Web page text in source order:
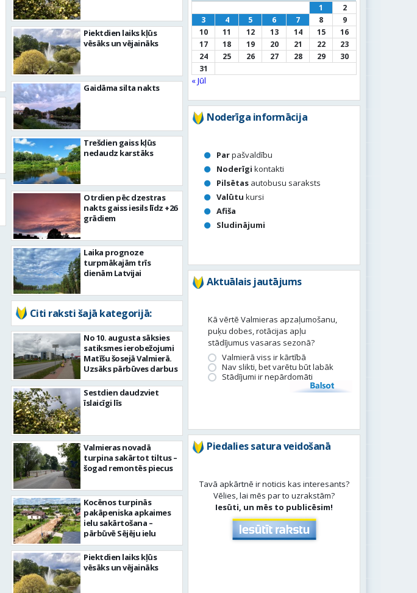
Piektdien laiks kļūs
vēsāks un vējaināks
Gaidāma silta nakts
Trešdien gaiss kļūs
nedaudz karstāks
Otrdien pēc dzestras
nakts gaiss iesils līdz +26
grādiem
Laika prognoze
turpmākajām trīs
dienām Latvijai
Citi raksti šajā kategorijā:
No 10. augusta sāksies
satiksmes ierobežojumi
Matīšu šosejā Valmierā.
Uzsāks pārbūves darbus
Sestdien daudzviet
īslaicīgi līs
Valmieras novadā
turpina sakārtot tiltus –
šogad remontēs piecus
Kocēnos turpinās
pakāpeniska apkaimes
ielu sakārtošana –
pārbūvē Sējēju ielu
Piektdien laiks kļūs
vēsāks un vējaināks
1
2
3
4 5 6 7 8
9
10
11 12 13 14 15
16
17
18 19 20 21 22
23
24
25 26 27 28 29
30
31
« Jūl
Noderīga informācija
Parpašvaldību
Noderīgi kontakti
Pilsētas autobusu saraksts
Valūtu kursi
Afiša
Sludinājumi
Aktuālais jautājums
Kā vērtē Valmieras apzaļumošanu,
puķu dobes, rotācijas apļu
stādījumus vasaras sezonā?
Valmierā viss ir kārtībā
Nav slikti, bet varētu būt labāk
Stādījumi ir nepārdomāti
Balsot
Piedalies satura veidošanā
Tavā apkārtnē ir noticis kas interesants?
Vēlies, lai mēs par to uzrakstām?
Iesūti, un mēs to publicēsim!